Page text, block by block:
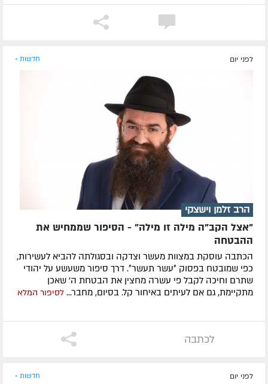
לפני יום חדשות »
הרב זלמן וישצקי
"אצל הקב"ה מילה זו מילה" - הסיפור שממחיש את
ההבטחה
הכתבה עוסקת במצוות מעשר וצדקה ובסגולתה להביא לעשירות,
כפי שמובטח בפסוק ״עשר תעשר״. דרך סיפור משעשע על יהודי
שתרם וחיכה לקבל פי עשרה מחצין את הבטחת ה' שאכן
מתקיימת, גם אם לעיתים באיחור קל. בסיום, מחבר... לסיפור המלא
לכתבה
לפני יום חדשות »